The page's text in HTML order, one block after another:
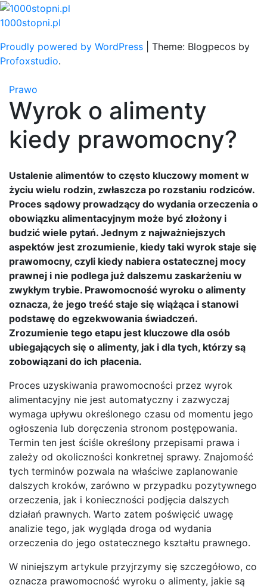
Skip
to
1000stopni.pl
Proudly powered by WordPress
Theme: Blogpecos by
Profoxstudio.
Prawo
Wyrok o alimenty
kiedy prawomocny?
Ustalenie alimentów to często kluczowy moment w
życiu wielu rodzin, zwłaszcza po rozstaniu rodziców.
Proces sądowy prowadzący do wydania orzeczenia o
obowiązku alimentacyjnym może być złożony i
budzić wiele pytań. Jednym z najważniejszych
aspektów jest zrozumienie, kiedy taki wyrok staje się
prawomocny, czyli kiedy nabiera ostatecznej mocy
prawnej i nie podlega już dalszemu zaskarżeniu w
zwykłym trybie. Prawomocność wyroku o alimenty
oznacza, że jego treść staje się wiążąca i stanowi
podstawę do egzekwowania świadczeń.
Zrozumienie tego etapu jest kluczowe dla osób
ubiegających się o alimenty, jak i dla tych, którzy są
zobowiązani do ich płacenia.
Proces uzyskiwania prawomocności przez wyrok
alimentacyjny nie jest automatyczny i zazwyczaj
wymaga upływu określonego czasu od momentu jego
ogłoszenia lub doręczenia stronom postępowania.
Termin ten jest ściśle określony przepisami prawa i
zależy od okoliczności konkretnej sprawy. Znajomość
tych terminów pozwala na właściwe zaplanowanie
dalszych kroków, zarówno w przypadku pozytywnego
orzeczenia, jak i konieczności podjęcia dalszych
działań prawnych. Warto zatem poświęcić uwagę
analizie tego, jak wygląda droga od wydania
orzeczenia do jego ostatecznego kształtu prawnego.
W niniejszym artykule przyjrzymy się szczegółowo, co
oznacza prawomocność wyroku o alimenty, jakie są